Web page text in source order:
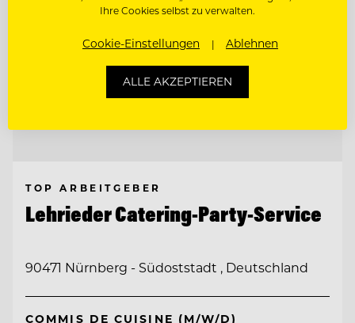
TOP ARBEITGEBER
Lehrieder Catering-Party-Service
90471 Nürnberg - Südoststadt , Deutschland
COMMIS DE CUISINE (M/W/D)
Ihre Cookies selbst zu verwalten.
Cookie-Einstellungen Ablehnen
ALLE AKZEPTIEREN